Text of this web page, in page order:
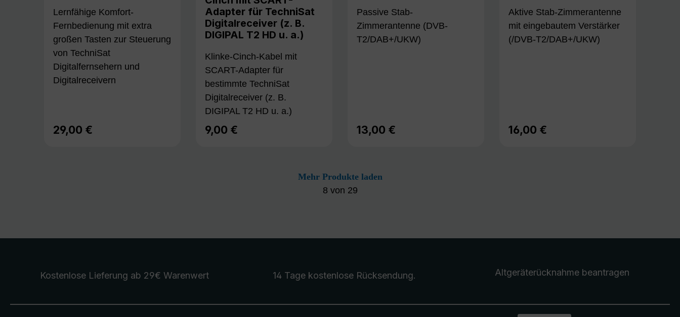
Lernfähige Komfort-
Fernbedienung mit extra
großen Tasten zur Steuerung
von TechniSat
Digitalfernsehern und
Digitalreceivern
Regulärer Preis:
29,00 €
Adapter für TechniSat
Digitalreceiver (z. B.
DIGIPAL T2 HD u. a.)
Klinke-Cinch-Kabel mit
SCART-Adapter für
bestimmte TechniSat
Digitalreceiver (z. B.
DIGIPAL T2 HD u. a.)
Regulärer Preis:
9,00 €
Passive Stab-
Zimmerantenne (DVB-
T2/DAB+/UKW)
Regulärer Preis:
13,00 €
Aktive Stab-Zimmerantenne
mit eingebautem Verstärker
(/DVB-T2/DAB+/UKW)
Regulärer Preis:
16,00 €
Mehr Produkte laden
8 von 29
Kostenlose Lieferung ab 29€ Warenwert 14 Tage kostenlose Rücksendung. Altgeräterücknahme beantragen